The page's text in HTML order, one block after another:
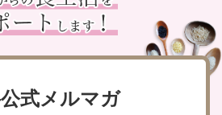
式メルマガ